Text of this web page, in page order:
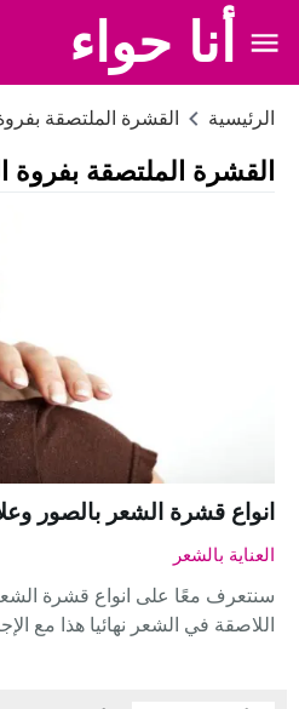
أنا حواء
الرئيسية القشرة الملتصقة
القشرة الملتصقة بفروة
انواع قشرة الشعر بالصور
العناية بالشعر
سنتعرف معًا على انواع قشرة
اللاصقة في الشعر نهائيا هذا مع